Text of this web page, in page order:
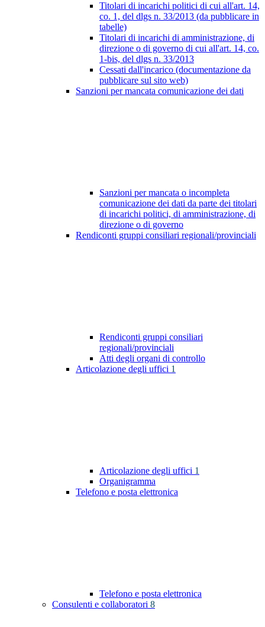
Titolari di incarichi politici di cui all'art. 14,
co. 1, del dlgs n. 33/2013 (da pubblicare in
tabelle)
Titolari di incarichi di amministrazione, di
direzione o di governo di cui all'art. 14, co.
1-bis, del dlgs n. 33/2013
Cessati dall'incarico (documentazione da
pubblicare sul sito web)
Sanzioni per mancata comunicazione dei dati
Sanzioni per mancata o incompleta
comunicazione dei dati da parte dei titolari
di incarichi politici, di amministrazione, di
direzione o di governo
Rendiconti gruppi consiliari regionali/provinciali
Rendiconti gruppi consiliari
regionali/provinciali
Atti degli organi di controllo
Articolazione degli uffici 1
Articolazione degli uffici 1
Organigramma
Telefono e posta elettronica
Telefono e posta elettronica
Consulenti e collaboratori 8